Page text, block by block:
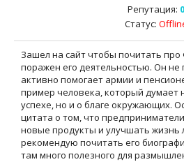
Репутация: 0
Статус:
Зашел на сайт чтобы почитать
поражен его деятельностью. Он не
активно помогает армии и
пример человека, который думает
успехе, но и о благе окружающих.
цитата о том, что
новые продукты и улучшать
рекомендую почитать его
там много полезного для